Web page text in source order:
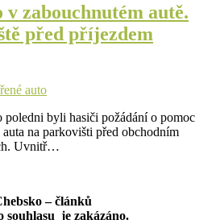
zabouchnutém autě.
před příjezdem
auto
byli hasiči požádání o pomoc
na parkovišti před obchodním
Uvnitř…
– článků
souhlasu je zakázáno.